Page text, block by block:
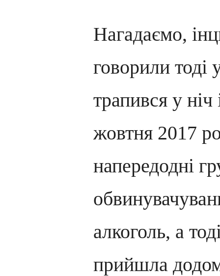
Нагадаємо,
говорили тоді
трапився у ніч
жовтня 2017
напередодні
алкоголь, а
прийшла